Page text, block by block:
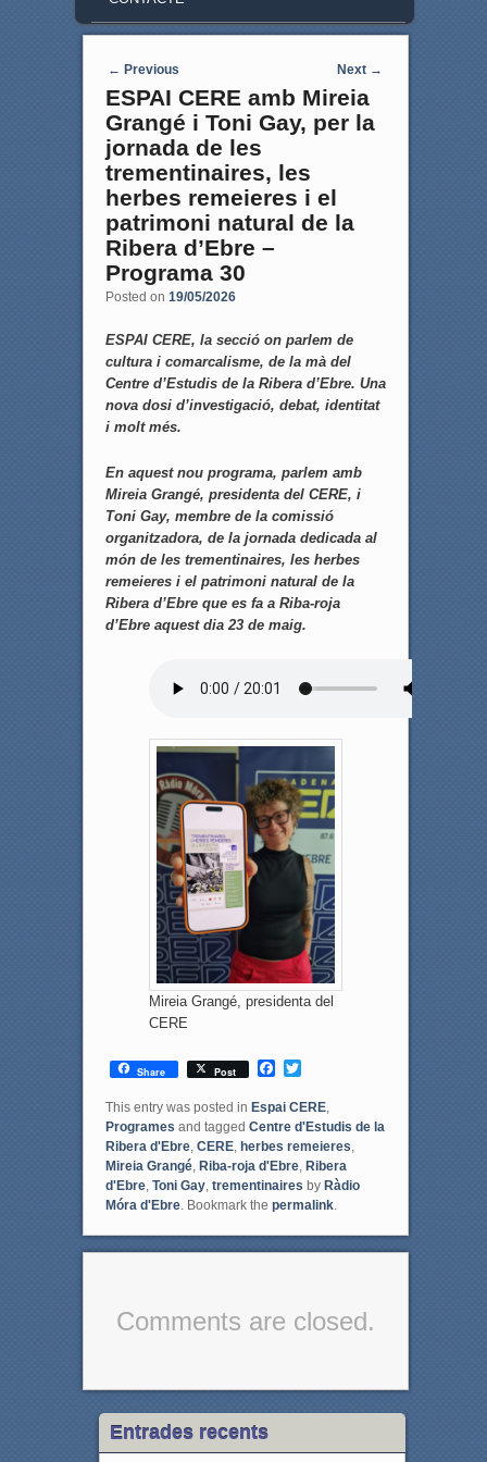
Post navigation
← Previous Next →
ESPAI CERE amb Mireia
Grangé i Toni Gay, per la
jornada de les
trementinaires, les
herbes remeieres i el
patrimoni natural de la
Ribera d’Ebre –
Programa 30
Posted on 19/05/2026
ESPAI CERE, la secció on parlem de
cultura i comarcalisme, de la mà del
Centre d’Estudis de la Ribera d’Ebre. Una
nova dosi d’investigació, debat, identitat
i molt més.
En aquest nou programa, parlem amb
Mireia Grangé, presidenta del CERE, i
Toni Gay, membre de la comissió
organitzadora, de la jornada dedicada al
món de les trementinaires, les herbes
remeieres i el patrimoni natural de la
Ribera d’Ebre que es fa a Riba-roja
d’Ebre aquest dia 23 de maig.
Mireia Grangé, presidenta del
CERE
Share Post
F
c
e
b
o
o
k
T
i
t
t
e
r
This entry was posted in Espai CERE,
Programes and tagged Centre d'Estudis de la
Ribera d'Ebre, CERE, herbes remeieres
Mireia Grangé, Riba-roja d'Ebre, Ribera
d'Ebre, Toni Gay, trementinaires by Ràdio
Móra d'Ebre. Bookmark the permalink.
Comments are closed.
Entrades recents